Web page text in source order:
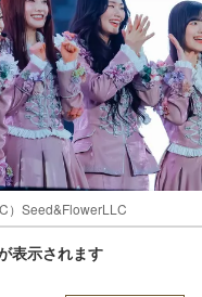
）Seed&FlowerLLC
表示されます